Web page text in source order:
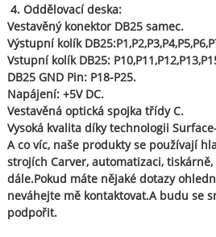
4. Oddělovací deska:
Vestavěný konektor DB25 samec.
Výstupní kolík
Vstupní kolík DB25:
DB25 GND Pin: P18-P25.
Napájení: +5V DC.
Vestavěná optická spojka třídy C.
Vysoká kvalita díky technologii
A co víc, naše produkty se používají
strojích Carver, automatizaci,
dále.Pokud máte nějaké dotazy
neváhejte mě kontaktovat.A budu se
podpořit.